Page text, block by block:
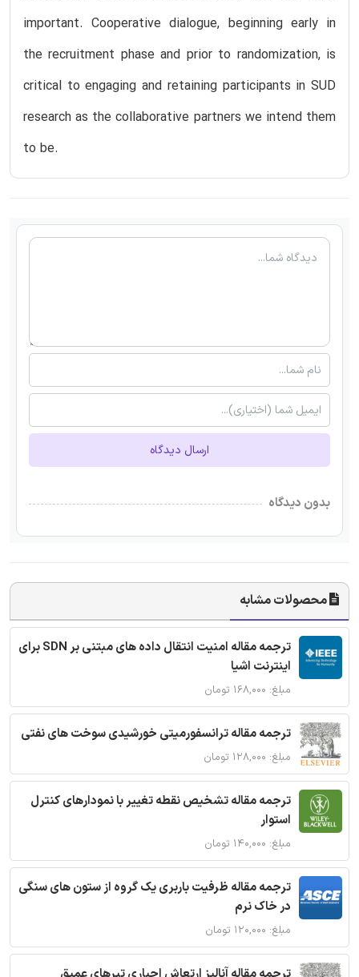
important. Cooperative dialogue, beginning early in
the recruitment phase and prior to randomization, is
critical to engaging and retaining participants in SUD
research as the collaborative partners we intend them
to be.
ارسال دیدگاه
بدون دیدگاه
محصولات مشابه
ترجمه مقاله امنیت انتقال داده های مبتنی بر SDN برای
اینترنت اشیا
مبلغ: ۱۶۸,۰۰۰ تومان
ترجمه مقاله ترانسفورمیتی خورشیدی سوخت های نفتی
مبلغ: ۱۲۸,۰۰۰ تومان
ترجمه مقاله تشخیص نقطه تغییر با نمودارهای کنترل
استوار
مبلغ: ۱۴۰,۰۰۰ تومان
ترجمه مقاله ظرفیت باربری یک گروه از ستون های سنگی
در خاک نرم
مبلغ: ۱۲۰,۰۰۰ تومان